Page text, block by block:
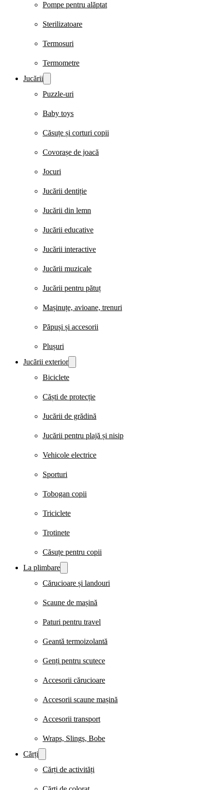
Pompe pentru alăptat
Sterilizatoare
Termosuri
Termometre
Jucării
Puzzle-uri
Baby toys
Căsuțe și corturi copii
Covorașe de joacă
Jocuri
Jucării dentiție
Jucării din lemn
Jucării educative
Jucării interactive
Jucării muzicale
Jucării pentru pătuț
Mașinuțe, avioane, trenuri
Păpuși și accesorii
Plușuri
Jucării exterior
Biciclete
Căști de protecție
Jucării de grădină
Jucării pentru plajă și nisip
Vehicole electrice
Sporturi
Tobogan copii
Triciclete
Trotinete
Căsuțe pentru copii
La plimbare
Cărucioare și landouri
Scaune de mașină
Paturi pentru travel
Geantă termoizolantă
Genți pentru scutece
Accesorii cărucioare
Accesorii scaune mașină
Accesorii transport
Wraps, Slings, Bobe
Cărți
Cărți de activități